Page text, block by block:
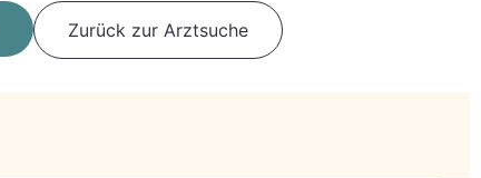
Zurück zur Arztsuche